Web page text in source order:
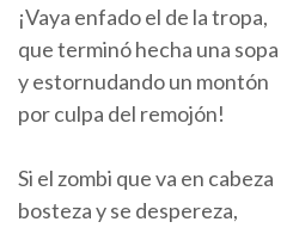
¡Vaya enfado el de la tropa,
que terminó hecha una sopa
y estornudando un montón
por culpa del remojón!
Si el zombi que va en cabeza
bosteza y se despereza,